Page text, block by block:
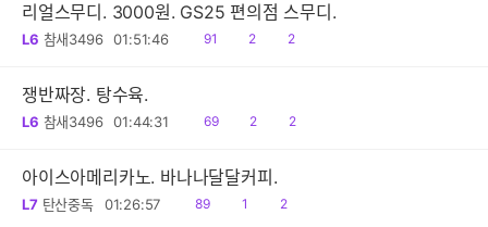
리얼스무디. 3000원. GS25 편의점 스무디.
L6 참새3496 01:51:46
읽
91
공
2
댓
2
쟁반짜장. 탕수육.
L6 참새3496 01:44:31
읽
69
공
2
댓
2
아이스아메리카노. 바나나달달커피.
L7 탄산중독 01:26:57
읽
89
공1
댓
2